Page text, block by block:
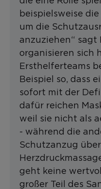
beispielsweise
um die
anzuziehen“ sagt
organisieren sich
Ersthelferteams
Beispiel so, dass
sofort mit der
dafür reichen
weil sie nicht als
- während die
Schutzanzug
geht keine
großer Teil des